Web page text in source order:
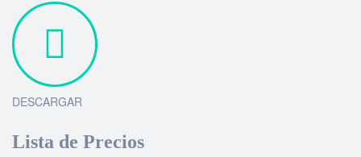
DESCARGAR
Lista de Precios